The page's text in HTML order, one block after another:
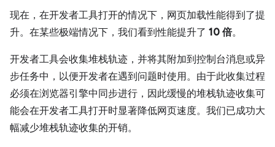
现在，在开发者工具打开的情况下，网页加载性能得到了提
升。在某些极端情况下，我们看到性能提升了 10 倍。
开发者工具会收集堆栈轨迹，并将其附加到控制台消息或异
步任务中，以便开发者在遇到问题时使用。由于此收集过程
必须在浏览器引擎中同步进行，因此缓慢的堆栈轨迹收集可
能会在开发者工具打开时显著降低网页速度。我们已成功大
幅减少堆栈轨迹收集的开销。